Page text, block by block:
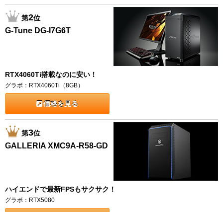
第2位
G-Tune DG-I7G6T
RTX4060Ti搭載なのに安い！
グラボ：RTX4060Ti（8GB）
価格を見る
第3位
GALLERIA XMC9A-R58-GD
ハイエンドで最新FPSもサクサク！
グラボ：RTX5080